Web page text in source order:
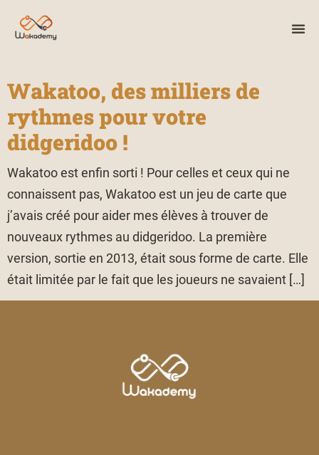
Wakatoo, des milliers de
rythmes pour votre
didgeridoo !
Wakatoo est enfin sorti ! Pour celles et ceux qui ne
connaissent pas, Wakatoo est un jeu de carte que
j’avais créé pour aider mes élèves à trouver de
nouveaux rythmes au didgeridoo. La première
version, sortie en 2013, était sous forme de carte. Elle
était limitée par le fait que les joueurs ne savaient […]